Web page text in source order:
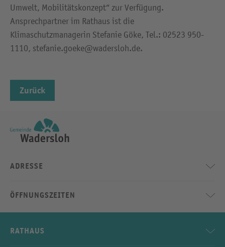
Umwelt, Mobilitätskonzept“ zur Verfügung.
Ansprechpartner im Rathaus ist die
Klimaschutzmanagerin Stefanie Göke, Tel.: 02523 950-
1110, stefanie.goeke@wadersloh.de.
Zurück
ADRESSE
ÖFFNUNGSZEITEN
RATHAUS